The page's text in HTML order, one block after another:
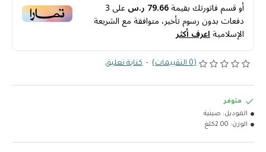
أو قسم فاتورتك بقيمة79.66 ر.س على3
دفعات بدون رسوم تأخير، متوافقة مع الشريعة
الإسلاميةاعرف أكثر
(0 التقييمات) - كتابة تعليق
متوفر
الموديل: صينية
الوزن: 2.00كلغ